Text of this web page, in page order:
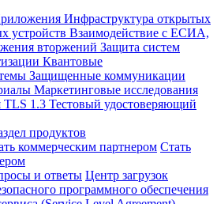
Инфраструктура открытых
устройств Взаимодействие с ЕСИА,
вторжений Защита систем
Квантовые
Защищенные коммуникации
Маркетинговые исследования
TLS 1.3 Тестовый удостоверяющий
продуктов
коммерческим партнером Стать
и ответы Центр загрузок
программного обеспечения